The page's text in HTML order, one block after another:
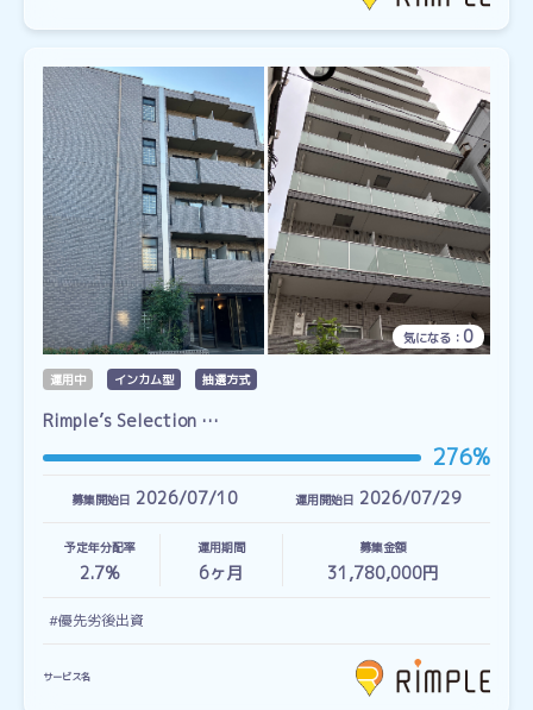
気になる： 0
運用中 インカム型 抽選方式
Rimple’s Selection …
276%
募集開始日 2026/07/10 運用開始日 2026/07/29
予定年分配率
2.7%
運用期間
6ヶ月
募集金額
31,780,000円
#優先劣後出資
サービス名